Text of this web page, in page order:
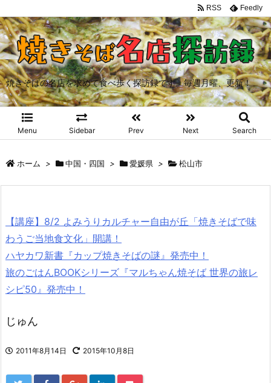
焼きそばの名店を求めて食べ歩く探訪録です。毎週月曜、更新！
Menu Sidebar Prev Next Search
RSS Feedly
ホーム > 中国・四国 > 愛媛県 > 松山市
【講座】8/2 よみうりカルチャー自由が丘「焼きそばで味
わうご当地食文化」開講！
ハヤカワ新書『カップ焼きそばの謎』発売中！
旅のごはんBOOKシリーズ『マルちゃん焼そば 世界の旅レ
シピ50』発売中！
じゅん
2011年8月14日 2015年10月8日